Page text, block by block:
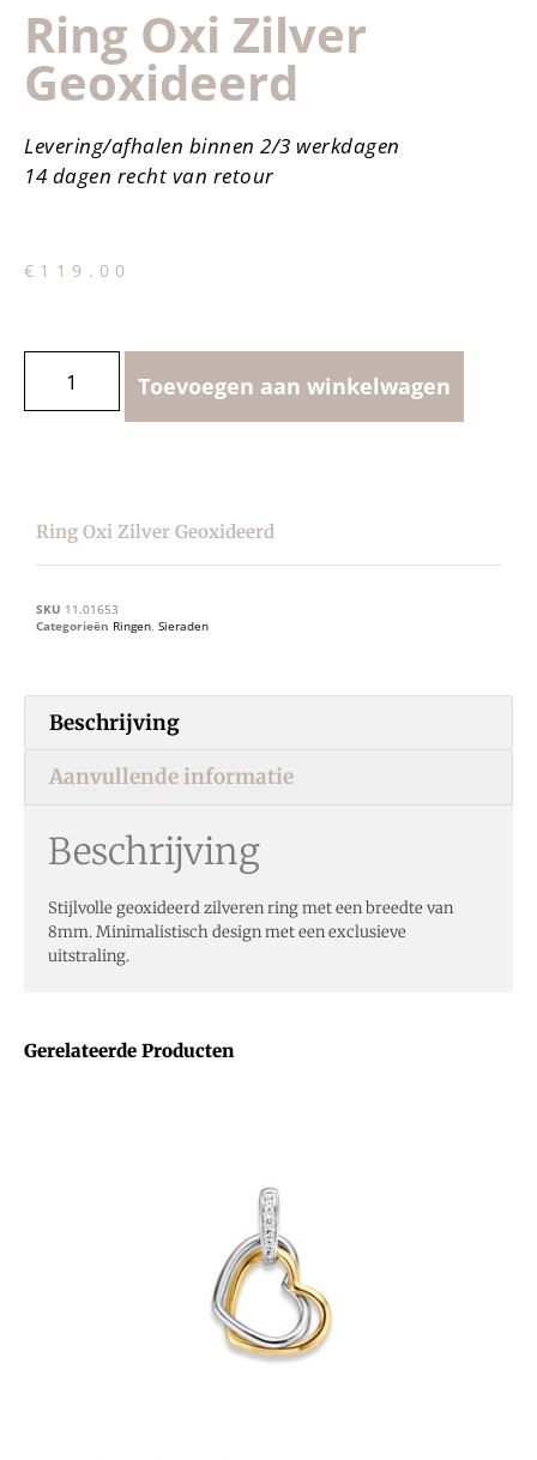
Ring Oxi Zilver
Geoxideerd
Levering/afhalen binnen 2/3 werkdagen
14 dagen recht van retour
€ 119.00
Toevoegen aan winkelwagen
Gerelateerde Producten
Ring Oxi Zilver Geoxideerd
SKU 11.01653
Categorieën Ringen, Sieraden
Beschrijving
Aanvullende informatie
Beschrijving
Stijlvolle geoxideerd zilveren ring met een breedte van
8mm. Minimalistisch design met een exclusieve
uitstraling.